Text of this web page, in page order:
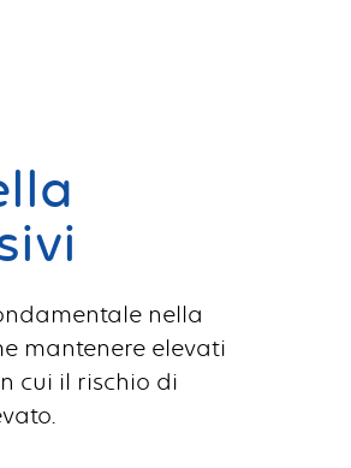
nella
mantenere elevati
cui il rischio di